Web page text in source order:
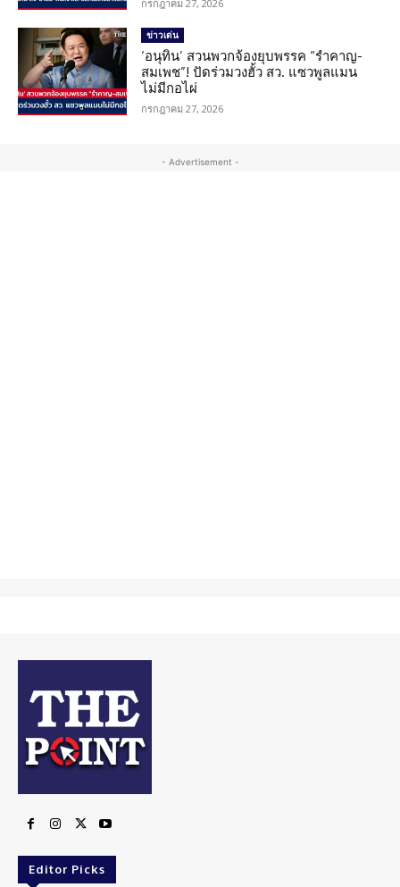
กรกฎาคม 27, 2026
ข่าวเด่น
‘อนุทิน’ สวนพวกจ้องยุบพรรค “รำคาญ-
สมเพช”! ปัดร่วมวงฮั้ว สว. แซวพูลแมน
ไม่มีกอไผ่
กรกฎาคม 27, 2026
- Advertisement -
Editor Picks